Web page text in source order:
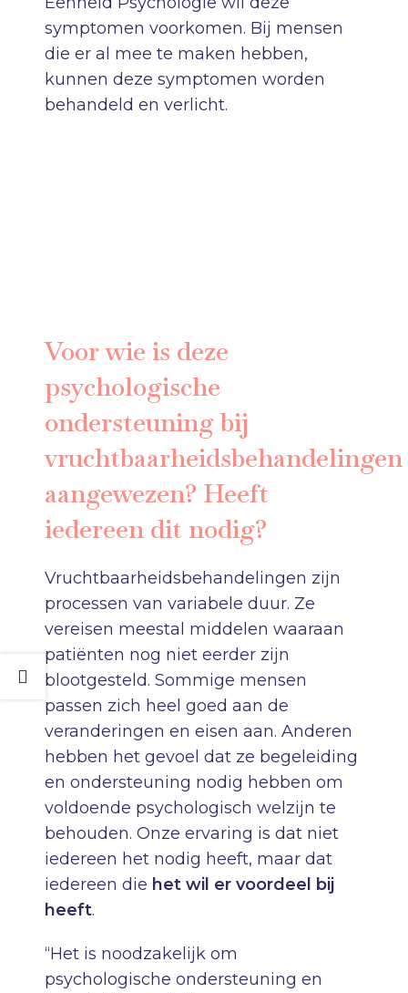
symptomen voorkomen. Bij mensen
die er al mee te maken hebben,
kunnen deze symptomen worden
behandeld en verlicht.
Voor wie is deze
psychologische
ondersteuning bij
vruchtbaarheidsbehandelingen
aangewezen? Heeft
iedereen dit nodig?
Vruchtbaarheidsbehandelingen zijn
processen van variabele duur. Ze
vereisen meestal middelen waaraan
patiënten nog niet eerder zijn
blootgesteld. Sommige mensen
passen zich heel goed aan de
veranderingen en eisen aan. Anderen
hebben het gevoel dat ze begeleiding
en ondersteuning nodig hebben om
voldoende psychologisch welzijn te
behouden. Onze ervaring is dat niet
iedereen het nodig heeft, maar dat
iedereen die het wil er voordeel bij
heeft.
“Het is noodzakelijk om
psychologische ondersteuning en